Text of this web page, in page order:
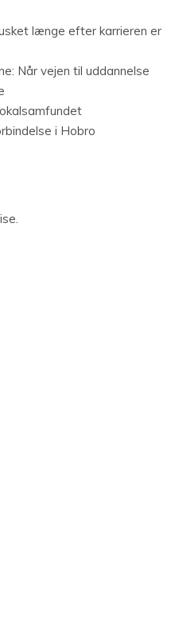
længe efter karrieren er
Når vejen til uddannelse
i Hobro